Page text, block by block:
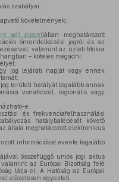
szabályai;
követelmények;
ad) alpontjában meghatározott
önrendelkezési jogról és az
valamint az üzleti titokra
– köteles megadni:
jog lejárati napját vagy ennek
területi hatályát legalább annak
vonatkozó), regionális vagy
e.
és frekvenciafelhasználási
hatálybalépését követő
általa meghatározott elektronikus
információkat évente legalább
összefüggő uniós jogi aktus
az Európai Bizottság felé
látja el. A Hatóság az Európai
előzetesen egyezteti.